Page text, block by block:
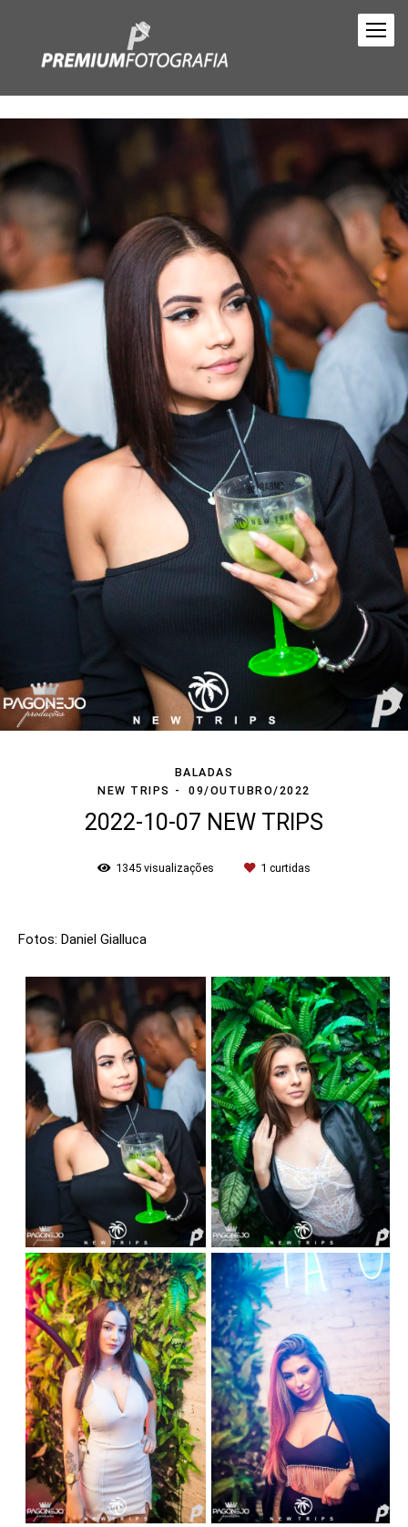
BALADAS
NEW TRIPS
09/OUTUBRO/2022
2022-10-07 NEW TRIPS
1345 visualizações 1 curtidas
Fotos: Daniel Gialluca